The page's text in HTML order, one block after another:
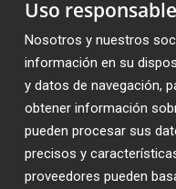
Uso
Nosotros y nuestros
información en su
y datos de navegación,
obtener información
pueden procesar sus
precisos y
proveedores pueden